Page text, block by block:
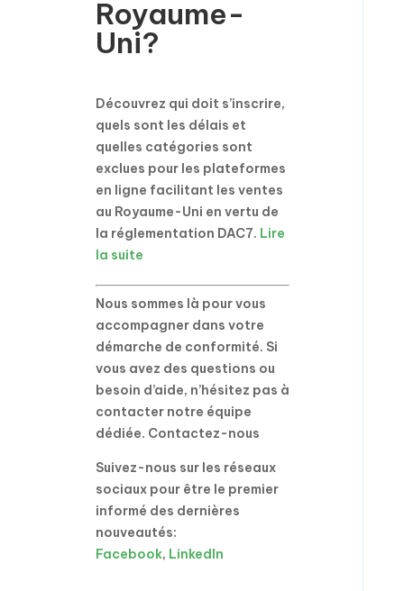
Royaume-
Uni?
Découvrez qui doit s’inscrire,
quels sont les délais et
quelles catégories sont
exclues pour les plateformes
en ligne facilitant les ventes
au Royaume-Uni en vertu de
la réglementation DAC7. Lire
la suite
Nous sommes là pour vous
accompagner dans votre
démarche de conformité. Si
vous avez des questions ou
besoin d’aide, n’hésitez pas à
contacter notre équipe
dédiée. Contactez-nous
Suivez-nous sur les réseaux
sociaux pour être le premier
informé des dernières
nouveautés:
Facebook, LinkedIn